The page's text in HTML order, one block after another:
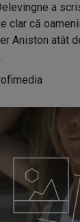
a
clar că
Aniston atât